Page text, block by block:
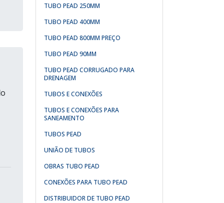
TUBO PEAD 250MM
TUBO PEAD 400MM
TUBO PEAD 800MM PREÇO
TUBO PEAD 90MM
TUBO PEAD CORRUGADO PARA
DRENAGEM
TUBOS E CONEXÕES
TUBOS E CONEXÕES PARA
SANEAMENTO
TUBOS PEAD
UNIÃO DE TUBOS
OBRAS TUBO PEAD
CONEXÕES PARA TUBO PEAD
DISTRIBUIDOR DE TUBO PEAD